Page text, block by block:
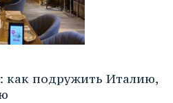
как подружить Италию,